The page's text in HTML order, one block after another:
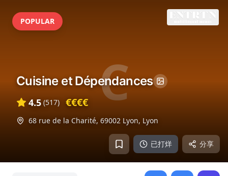
C
POPULAR
已打烊 分享
Cuisine et Dépendances
4.5 (517) €€€€
68 rue de la Charité, 69002 Lyon, Lyon